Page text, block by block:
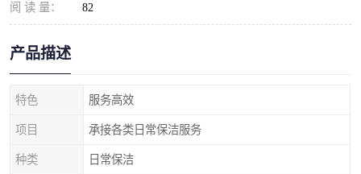
阅 读 量： 82
产品描述
特色 服务高效
项目 承接各类日常保洁服务
种类 日常保洁